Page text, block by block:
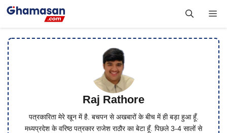
Skip
Raj Rathore
पत्रकारिता मेरे खून में है. बचपन से अखबारों के बीच में ही बड़ा हुआ हूँ.
मध्यप्रदेश के वरिष्ठ पत्रकार राजेश राठौर का बेटा हूँ. पिछले 3-4 सालों से